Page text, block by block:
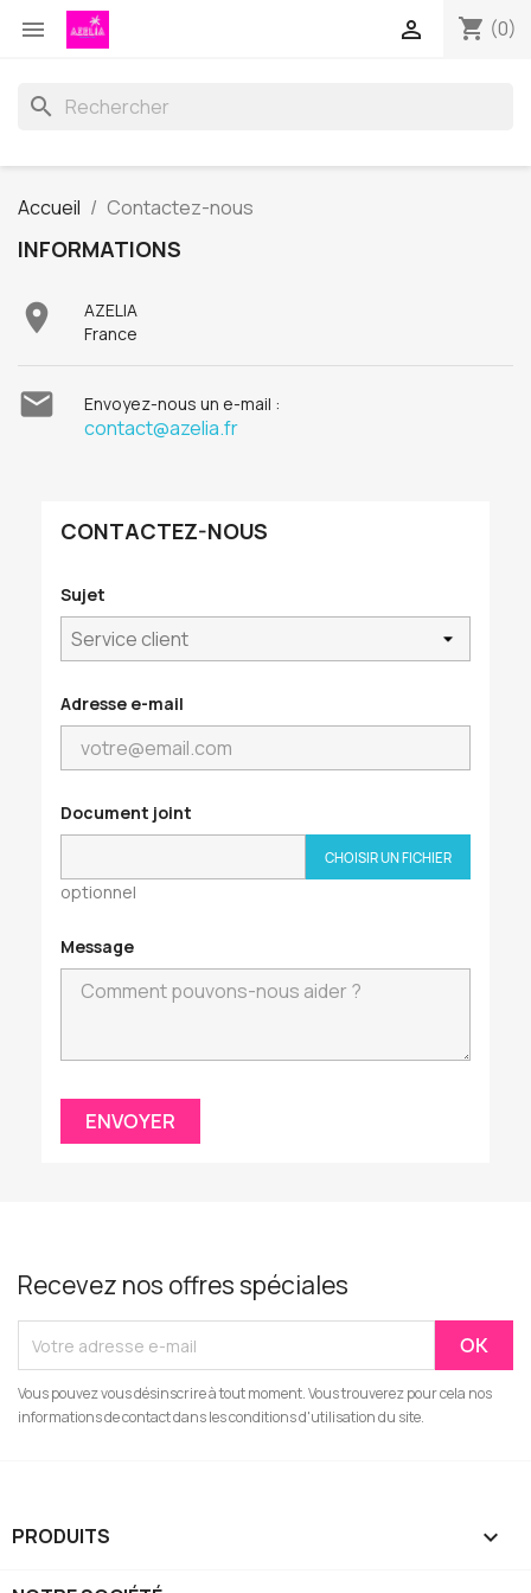
 shopping_cart (0)

search
Accueil Contactez-nous
INFORMATIONS

AZELIA
France
 Envoyez-nous un e-mail :
contact@azelia.fr
CONTACTEZ-NOUS
Sujet
Adresse e-mail
Document joint
CHOISIR UN FICHIER
optionnel
Message
Recevez nos offres spéciales
Vous pouvez vous désinscrire à tout moment. Vous trouverez pour cela nos
informations de contact dans les conditions d'utilisation du site.
PRODUITS 